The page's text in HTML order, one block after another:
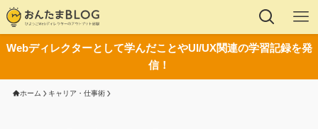
Webディレクターとして学んだことやUI/UX関連の学習記録を発
信！
ホーム キャリア・仕事術